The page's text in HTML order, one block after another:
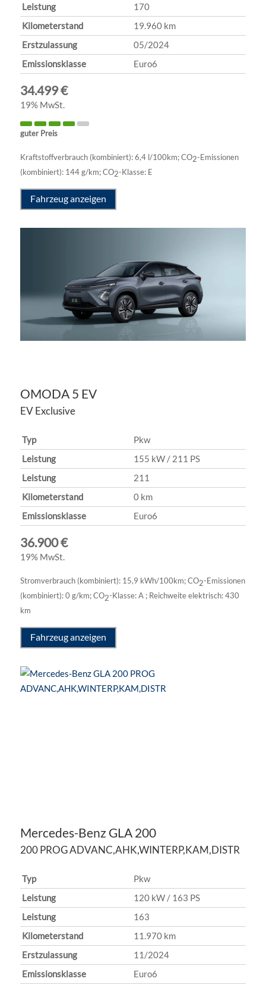
Leistung
170
Kilometerstand
19.960 km
Erstzulassung
05/2024
Emissionsklasse
Euro6
34.499 €
19% MwSt.
guter Preis
Kraftstoffverbrauch (kombiniert):6,4 l/100km;CO2-Emissionen
(kombiniert): 144 g/km;CO2-Klasse: E
Fahrzeug anzeigen
OMODA 5 EV
EV Exclusive
Typ
Pkw
Leistung
155 kW / 211 PS
Leistung
211
Kilometerstand
0 km
Emissionsklasse
Euro6
36.900 €
19% MwSt.
Stromverbrauch (kombiniert): 15,9 kWh/100km;CO2-Emissionen
(kombiniert):0 g/km;CO2-Klasse:A ; Reichweite elektrisch:430
km
Fahrzeug anzeigen
Mercedes-Benz GLA 200
200 PROG ADVANC,AHK,WINTERP,KAM,DISTR
Typ
Pkw
Leistung
120 kW / 163 PS
Leistung
163
Kilometerstand
11.970 km
Erstzulassung
11/2024
Emissionsklasse
Euro6